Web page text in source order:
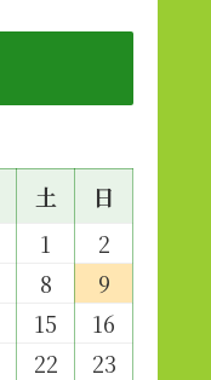
土
日
1
2
8
9
15
16
22
23